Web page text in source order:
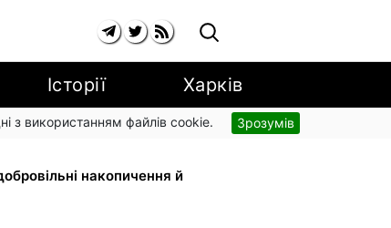
Історії Харків
з використанням файлів cookie. Зрозумів
кияни масово звільняються
накопичення й